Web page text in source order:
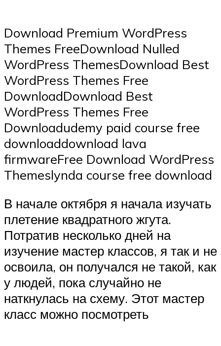
Download Premium WordPress
Themes FreeDownload Nulled
WordPress ThemesDownload Best
WordPress Themes Free
DownloadDownload Best
WordPress Themes Free
Downloadudemy paid course free
downloaddownload lava
firmwareFree Download WordPress
Themeslynda course free download
В начале октября я начала изучать
плетение квадратного жгута.
Потратив несколько дней на
изучение мастер классов, я так и не
освоила, он получался не такой, как
у людей, пока случайно не
наткнулась на схему. Этот мастер
класс можно посмотреть